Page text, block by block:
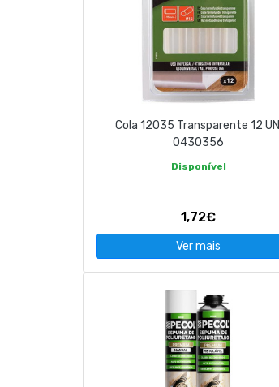
Cola 12035 Transparente 12 UNI
0430356
Disponível
1,72€
Ver mais